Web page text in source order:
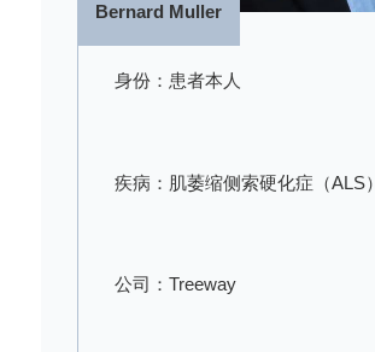
Bernard Muller
身份：患者本人
疾病：肌萎缩侧索硬化症（ALS）
公司：Treeway